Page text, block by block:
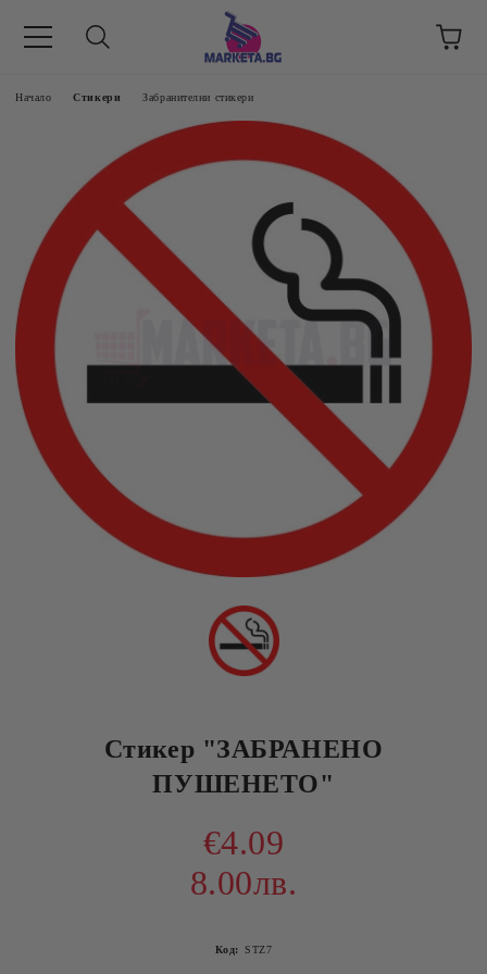
8 -17 ч/
Начало Стикери Забранителни стикери
Стикер "ЗАБРАНЕНО
ПУШЕНЕТО"
€4.09
8.00лв.
Код: STZ7